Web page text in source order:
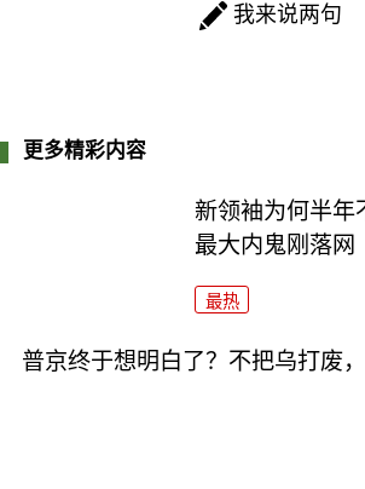
我来说两句
更多精彩内容
新领袖为何半年
最大内鬼刚落网
最热
普京终于想明白了？不把乌打废